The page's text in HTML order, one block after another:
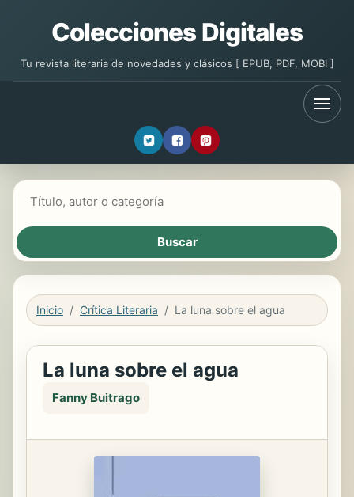
Colecciones Digitales
Tu revista literaria de novedades y clásicos [ EPUB, PDF, MOBI ]
Inicio Crítica Literaria La luna sobre el agua
La luna sobre el agua
Fanny Buitrago